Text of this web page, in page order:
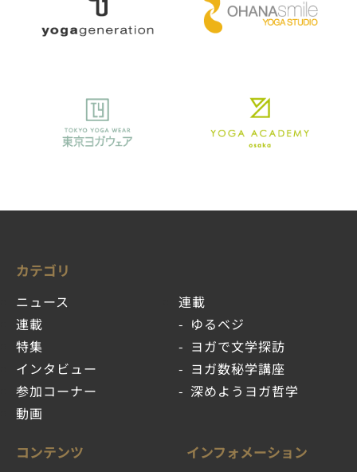
カテゴリ
ニュース
連載
特集
インタビュー
参加コーナー
動画
連載
ゆるベジ
ヨガで文学探訪
ヨガ数秘学講座
深めようヨガ哲学
コンテンツ インフォメーション